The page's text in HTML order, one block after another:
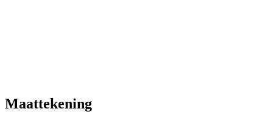
Maattekening